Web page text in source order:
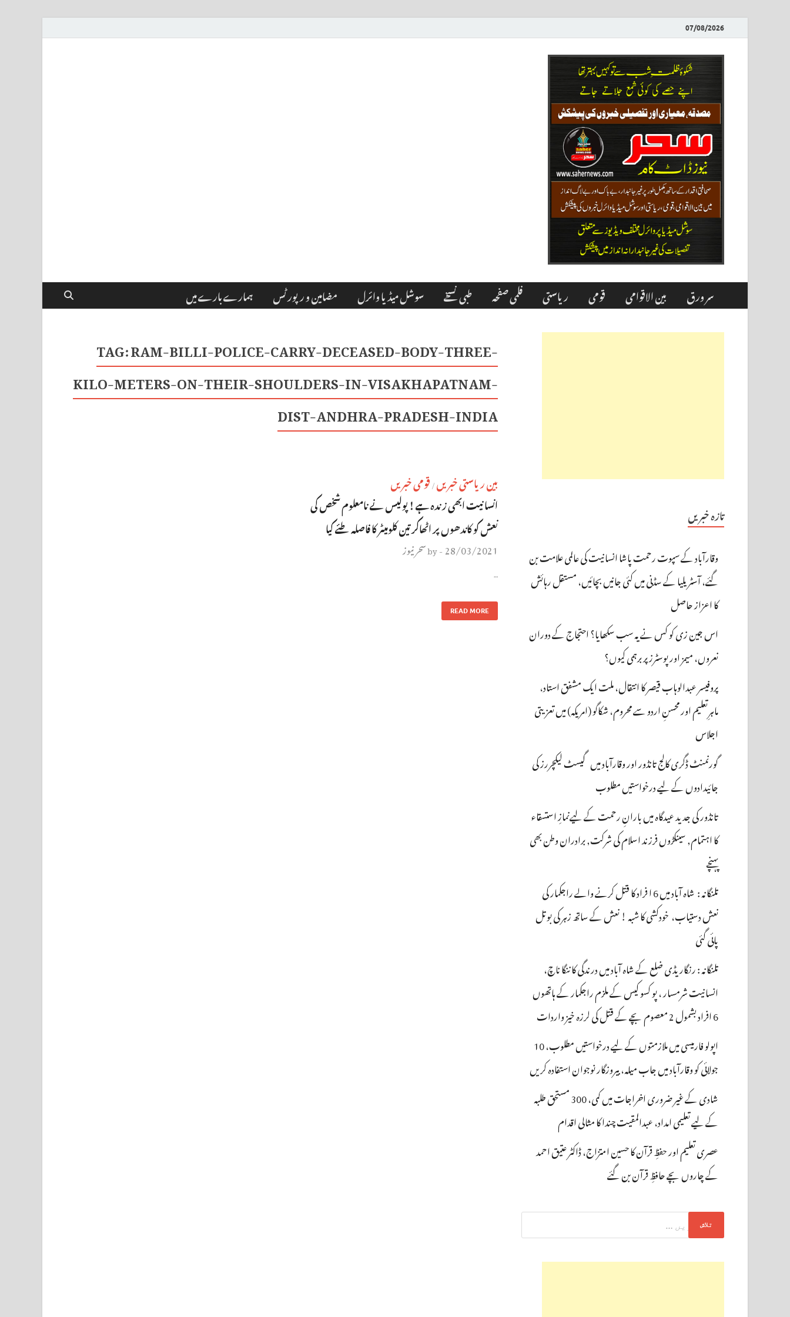
07/08/2026
سر ورق بین الاقوامی قومی ریاستی فلمی صفحہ طبی نسخے سوشل میڈیا وائرل مضامین و رپورٹس ہمارے بارے میں
TAG:RAM-BILLI-POLICE-CARRY-DECEASED-BODY-THREE-
KILO-METERS-ON-THEIR-SHOULDERS-IN-VISAKHAPATNAM-
DIST-ANDHRA-PRADESH-INDIA
بین ریاستی خبریں / قومی خبریں
انسانیت ابھی زندہ ہے ! پولیس نے نامعلوم شخص کی
نعش کو کاندھوں پر اٹھاکر تین کلومیٹر کا فاصلہ طئے کیا
28/03/2021
-
byسحر نیوز
…
READ MORE
تازہ خبریں
وقارآباد کے سپوت رحمت پاشا انسانیت کی عالمی علامت بن
گئے، آسٹریلیا کے سڈنی میں کئی جانیں بچائیں، مستقل رہائش
کا اعزاز حاصل
اس جین زی کو کس نے یہ سب سکھایا؟ احتجاج کے دوران
نعروں، میمز اور پوسٹرز پر برہمی کیوں؟
پروفیسر عبدالوہاب قیصر کا انتقال، ملت ایک مشفق استاد،
ماہرِتعلیم اور محسنِ اردو سے محروم، شکاگو (امریکہ) میں تعزیتی
اجلاس
گورنمنٹ ڈگری کالج تانڈور اور وقارآباد میں گیسٹ لیکچررز کی
جائیدادوں کے لیے درخواستیں مطلوب
تانڈور کی جدید عیدگاہ میں بارانِ رحمت کے لیےنمازِ استسقاء
کا اہتمام, سینکڑوں فرزند اسلام کی شرکت, برادران وطن بھی
پہنچے
تلنگانہ : شاہ آباد میں 6 ا فراد کا قتل کرنے والے راجکمار کی
نعش دستیاب، خودکشی کا شبہ ! نعش کے ساتھ زہر کی بوتل
پائی گئی
تلنگانہ : رنگاریڈی ضلع کے شاہ آباد میں درندگی کا ننگا ناچ،
انسانیت شرمسار ، پو کسو کیس کے ملزم راجکمار کے ہاتھوں
6 افراد بشمول 2 معصوم بچے کے قتل کی لرزہ خیز واردات
اپولو فارمیسی میں ملازمتوں کے لیے درخواستیں مطلوب، 10
جولائی کو وقارآباد میں جاب میلہ، بیروزگار نوجوان استفادہ کریں
شادی کے غیر ضروری اخراجات میں کمی، 300 مستحق طلبہ
کے لیے تعلیمی امداد، عبدالمقیت چندا کا مثالی اقدام
عصری تعلیم اور حفظِ قرآن کا حسین امتزاج، ڈاکٹر عتیق احمد
کے چاروں بچے حافظِ قرآن بن گئے